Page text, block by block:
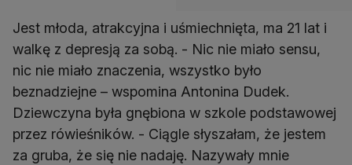
Jest młoda, atrakcyjna i uśmiechnięta, ma 21 lat i
walkę z depresją za sobą. - Nic nie miało sensu,
nic nie miało znaczenia, wszystko było
beznadziejne – wspomina Antonina Dudek.
Dziewczyna była gnębiona w szkole podstawowej
przez rówieśników. - Ciągle słyszałam, że jestem
za gruba, że się nie nadaję. Nazywały mnie